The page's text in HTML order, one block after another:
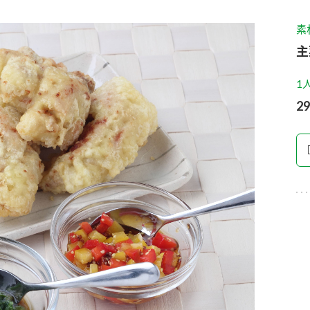
スープ 中華 レモン果汁
納豆 Fibee
（ファイビ
くらしプラ酢 カンタン酢
MIM（ミツカンミュ
ージアム）
ミツカンの酢づくりの
歴史などが学べる体験
型博物館です。
いること
「未来ビ
取り組み
キッザニア東京「ぽ
ん酢工房」
味ぽんやお酢について
楽しく学べるパビリオ
ンです。
素
1